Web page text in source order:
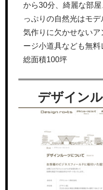
から30分、綺麗な部
っぷりの自然光はモ
気作りに欠かせない
ージ小道具なども無料
総面積100坪
デザイン